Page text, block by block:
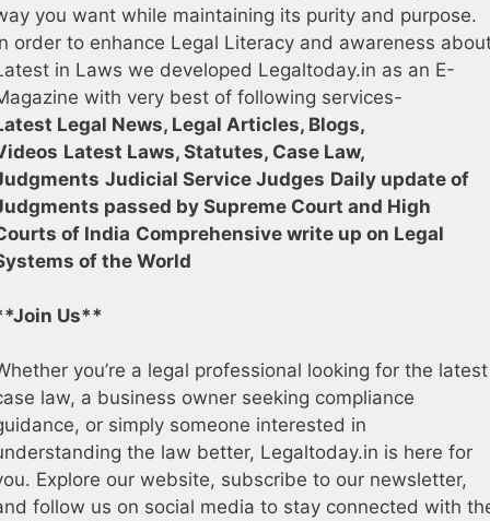
you want while maintaining its purity and purpose.
order to enhance Legal Literacy and awareness
in Laws we developed Legaltoday.in as an E-
with very best of following services-
Legal News, Legal Articles, Blogs,
Latest Laws, Statutes, Case Law,
Judicial Service Judges Daily update of
passed by Supreme Court and High
of India Comprehensive write up on Legal
of the World
Us**
you’re a legal professional looking for the latest
law, a business owner seeking compliance
or simply someone interested in
the law better, Legaltoday.in is here for
Explore our website, subscribe to our newsletter,
follow us on social media to stay connected with